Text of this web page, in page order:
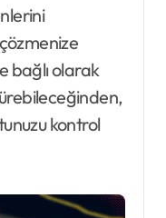
bağlı olarak
kontrol